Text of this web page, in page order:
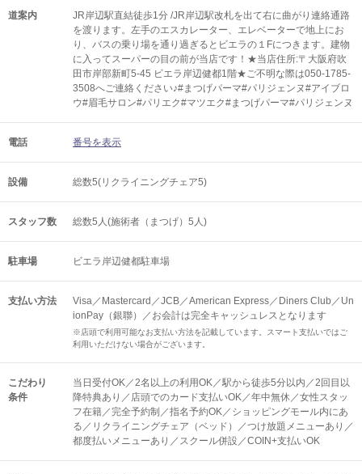
道案内
JR岸辺駅直結徒歩1分 /JR岸辺駅改札を出て右に曲がり連絡通路
を渡ります。左手のエスカレーター、エレベーターで地上にお
り、バスの乗り場を通り過ぎるとビエラの１Fにつきます。建物
に入ってスーパーの目の前が当店です！★当店住所:〒大阪府吹
田市岸部新町5-45 ビエラ岸辺健都1階★ご不明な際は050-1785-
3508へご連絡ください♪#まつげパーマ#パリジェンヌ#アイブロ
ウ#眉毛サロン#パリエク#マツエク#まつげパーマ#パリジェンヌ
電話 番号を表示
設備 総数5(リクライニングチェア5)
スタッフ数 総数5人(施術者（まつげ）5人)
駐車場 ビエラ岸辺健都駐車場
支払い方法
Visa／Mastercard／JCB／American Express／Diners Club／Un
ionPay（銀聯）／お会計は完全キャッシュレスとなります
※店頭で利用可能なお支払い方法を記載しています。スマート支払いではご
利用いただけない場合がございます。
こだわり
条件
当日受付OK／2名以上の利用OK／駅から徒歩5分以内／2回目以
降特典あり／店頭でのカード支払いOK／年中無休／女性スタッ
フ在籍／完全予約制／指名予約OK／ショッピングモール内にあ
る／リクライニングチェア（ベッド）／つけ放題メニューあり／
都度払いメニューあり／スクール併設／COIN+支払いOK